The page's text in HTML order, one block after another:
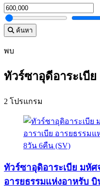
ค้นหา
พบ
ทัวร์ซาอุดีอาระเบีย
2 โปรแกรม
ทัวร์ซาอุดิอาระเบีย มหั
อารยธรรมแห่งอาหรับ